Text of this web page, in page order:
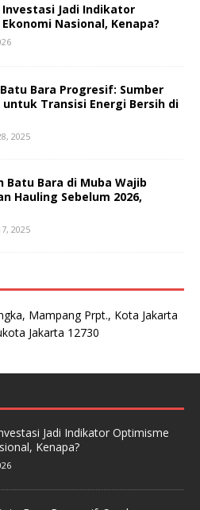
Jadi Indikator
Nasional, Kenapa?
Bara Progresif: Sumber
untuk Transisi Energi Bersih di
2025
Batu Bara di Muba Wajib
Hauling Sebelum 2026,
2025
Mampang Prpt., Kota Jakarta
Jakarta 12730
Jadi Indikator Optimisme
Kenapa?